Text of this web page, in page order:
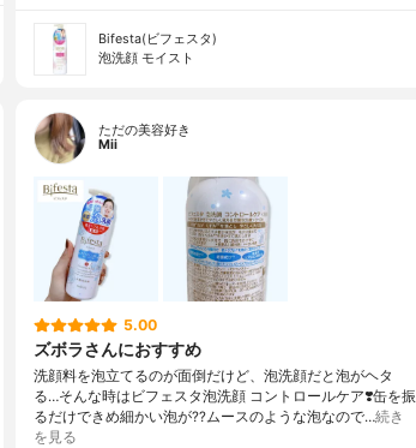
Bifesta(ビフェスタ)
泡洗顔 モイスト
ただの美容好き
Mii
5.00
ズボラさんにおすすめ
洗顔料を泡立てるのが面倒だけど、泡洗顔だと泡がヘタ
る…そんな時はビフェスタ泡洗顔 コントロールケア❣️缶を振
るだけできめ細かい泡が?‍?️ムースのような泡なので…続き
を見る